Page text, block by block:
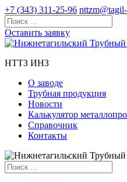
+7 (343) 311-25-96
Оставить заявку
НТТЗ ИНЗ
О заводе
Трубная продукция
Новости
Калькулятор
Справочник
Контакты